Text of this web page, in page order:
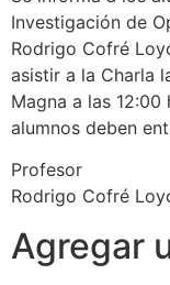
Investigación de
Rodrigo Cofré
asistir a la Charla
Magna a las
alumnos deben
Profesor
Rodrigo Cofré
Agregar